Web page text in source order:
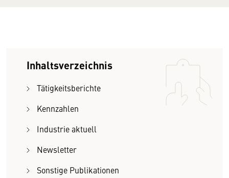
Inhaltsverzeichnis
Tätigkeitsberichte
Kennzahlen
Industrie aktuell
Newsletter
Sonstige Publikationen